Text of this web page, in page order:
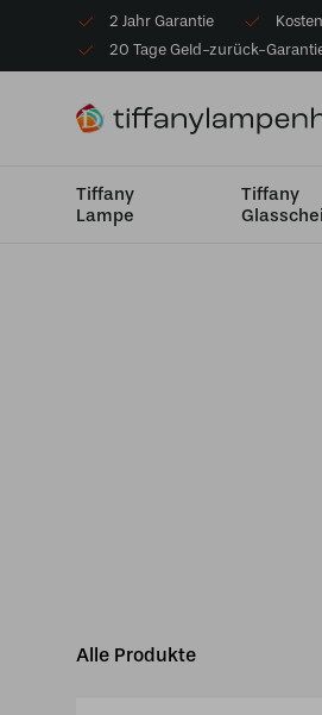
2 Jahr Garantie
20 Tage Geld-zurück-
Tiffany
Lampe
Tiffany
Startseite Produktmarke
Alle Produkte